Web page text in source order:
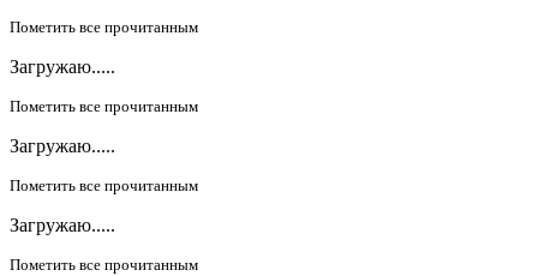
Пометить все прочитанным
Загружаю.....
Пометить все прочитанным
Загружаю.....
Пометить все прочитанным
Загружаю.....
Пометить все прочитанным